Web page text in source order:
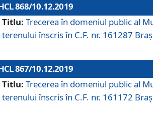
868/10.12.2019
Titlu: Trecerea în domeniul public al
terenului înscris în C.F. nr. 161287
867/10.12.2019
Titlu: Trecerea în domeniul public al
terenului înscris în C.F. nr. 161172